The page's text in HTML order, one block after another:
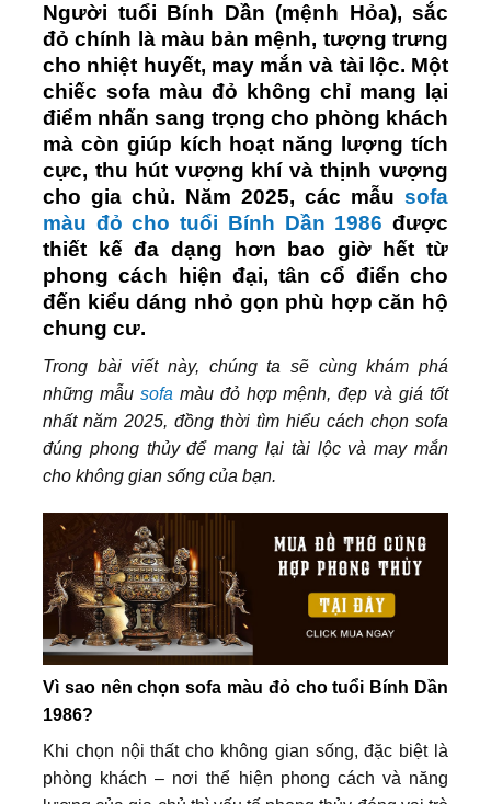
Người tuổi Bính Dần (mệnh Hỏa), sắc
đỏ chính là màu bản mệnh, tượng trưng
cho nhiệt huyết, may mắn và tài lộc. Một
chiếc sofa màu đỏ không chỉ mang lại
điểm nhấn sang trọng cho phòng khách
mà còn giúp kích hoạt năng lượng tích
cực, thu hút vượng khí và thịnh vượng
cho gia chủ. Năm 2025, các mẫu sofa
màu đỏ cho tuổi Bính Dần 1986 được
thiết kế đa dạng hơn bao giờ hết từ
phong cách hiện đại, tân cổ điển cho
đến kiểu dáng nhỏ gọn phù hợp căn hộ
chung cư.
Trong bài viết này, chúng ta sẽ cùng khám phá
những mẫu sofa màu đỏ hợp mệnh, đẹp và giá tốt
nhất năm 2025, đồng thời tìm hiểu cách chọn sofa
đúng phong thủy để mang lại tài lộc và may mắn
cho không gian sống của bạn.
Vì sao nên chọn sofa màu đỏ cho tuổi Bính Dần
1986?
Khi chọn nội thất cho không gian sống, đặc biệt là
phòng khách – nơi thể hiện phong cách và năng